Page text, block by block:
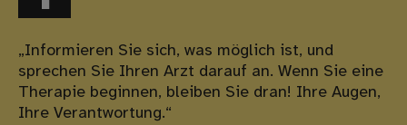
„Informieren Sie sich, was möglich ist, und
sprechen Sie Ihren Arzt darauf an. Wenn Sie eine
Therapie beginnen, bleiben Sie dran! Ihre Augen,
Ihre Verantwortung.“